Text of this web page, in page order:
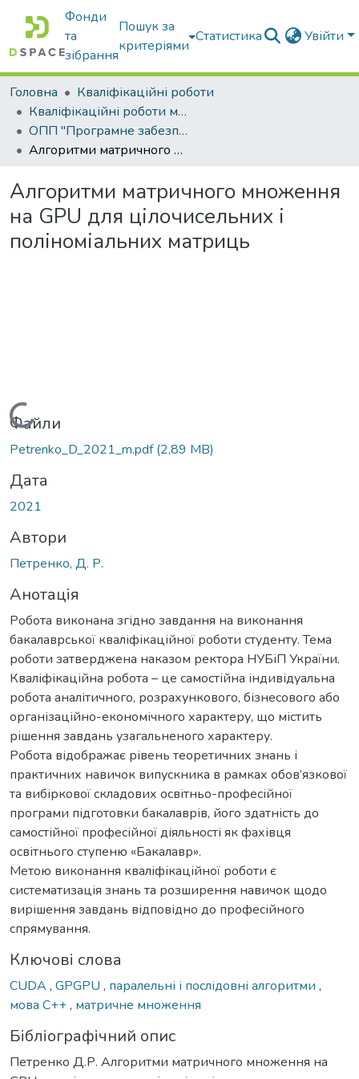
Фонди
та
зібрання
Пошук за
критеріями
Статистика Увійти
Головна
Кваліфікаційні роботи
Кваліфікаційні роботи магістрів
ОПП "Програмне забезпечення інформаційних систем"
Алгоритми матричного множення на GPU для цілочисельних і поліноміальних матриць
Алгоритми матричного множення
на GPU для цілочисельних і
поліноміальних матриць
Вантажиться...
Файли
Petrenko_D_2021_m.pdf(2,89 MB)
Дата
2021
Автори
Петренко, Д. Р.
Анотація
Робота виконана згідно завдання на виконання
бакалаврської кваліфікаційної роботи студенту. Тема
роботи затверджена наказом ректора НУБіП України.
Кваліфікаційна робота – це самостійна індивідуальна
робота аналітичного, розрахункового, бізнесового або
організаційно-економічного характеру, що містить
рішення завдань узагальненого характеру.
Робота відображає рівень теоретичних знань і
практичних навичок випускника в рамках обов’язкової
та вибіркової складових освітньо-професійної
програми підготовки бакалаврів, його здатність до
самостійної професійної діяльності як фахівця
освітнього ступеню «Бакалавр».
Метою виконання кваліфікаційної роботи є
систематизація знань та розширення навичок щодо
вирішення завдань відповідно до професійного
спрямування.
Ключові слова
CUDA , GPGPU , паралельні і послідовні алгоритми ,
мова C++, матричне множення
Бібліографічний опис
Петренко Д.Р. Алгоритми матричного множення на